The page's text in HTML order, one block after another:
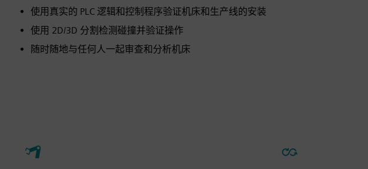
使用真实的 PLC 逻辑和控制程序验证机床和生产线的安装
使用 2D/3D 分割检测碰撞并验证操作
随时随地与任何人一起审查和分析机床